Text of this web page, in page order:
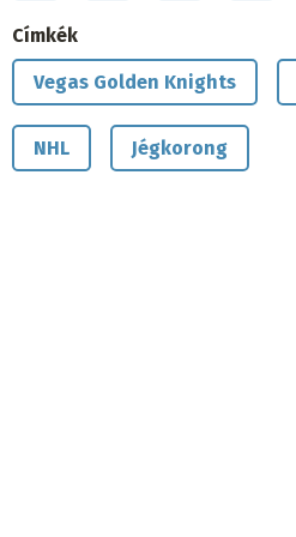
Címkék
Vegas Golden Knights
NHL Jégkorong